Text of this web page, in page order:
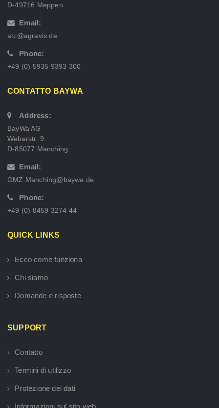
D-49716 Meppen
Email:
atc@agravis.de
Phone:
+49 (0) 5935 9393 300
CONTATTO BAYWA
Address:
BayWa AG
Weberstr. 9
D-85077 Manching
Email:
GMZ.Manching@baywa.de
Phone:
+49 (0) 8459 3274 44
QUICK LINKS
Ecco come funziona
Chi siamo
Domande e risposte
SUPPORT
Contatto
Termini di utilizzo
Protezione dei dati
Informazioni sul sito web